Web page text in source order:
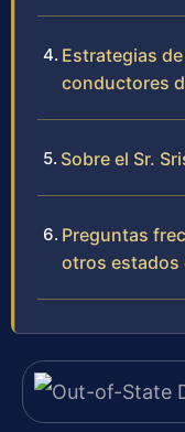
Estrategias
conductores
Sobre el Sr.
Preguntas
otros estados